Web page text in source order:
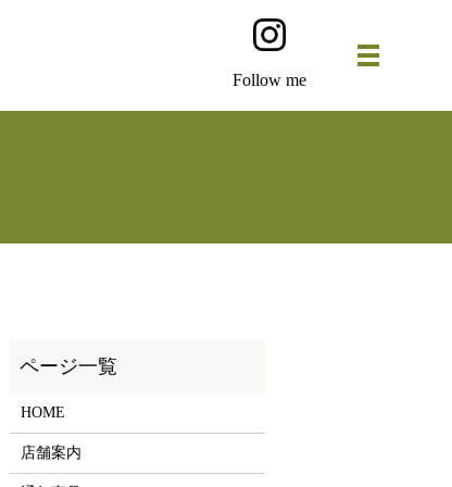
Follow me
HOME
店舗案内